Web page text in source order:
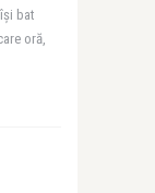
bat
oră,